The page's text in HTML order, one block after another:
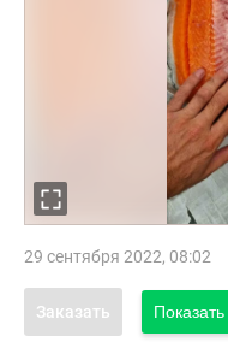
29 сентября 2022, 08:02
Заказать